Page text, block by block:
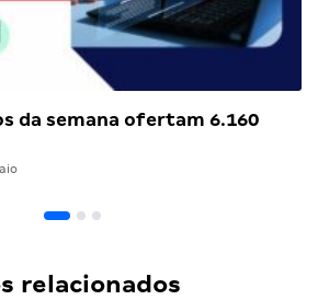
da semana ofertam 6.160
relacionados